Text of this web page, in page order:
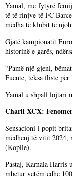
Yamal, me fytyrë
të të rinjve të FC
mëdha të klubit të
Gjatë kampionatit
historinë e garës,
“Pamë një gjeni,
Fuente, teksa fliste
Yamal u shpall lojtari
Charli XCX:
Sensacioni i popit
mëdhenj të vitit 2024,
(Kopile).
Pastaj, Kamala Harris
mbetur vetëm edhe